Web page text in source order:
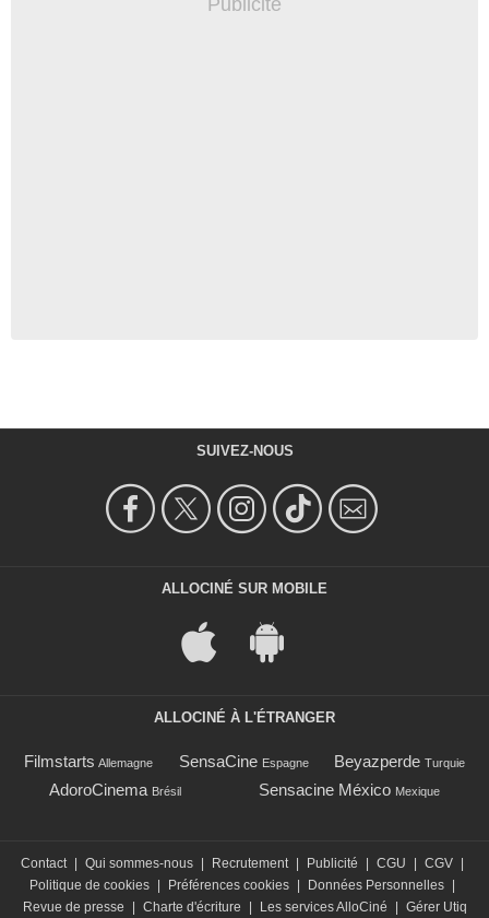
SUIVEZ-NOUS
ALLOCINÉ SUR MOBILE
ALLOCINÉ À L'ÉTRANGER
Filmstarts Allemagne SensaCine Espagne Beyazperde Turquie
AdoroCinema Brésil Sensacine México Mexique
Contact Qui sommes-nous Recrutement Publicité CGU CGV
Politique de cookies
Préférences cookies Données Personnelles
Revue de presse
Charte d'écriture Les services AlloCiné Gérer Utiq